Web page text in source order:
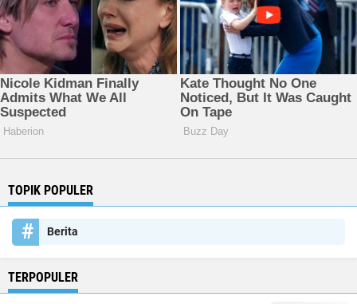
TOPIK POPULER
Berita
TERPOPULER